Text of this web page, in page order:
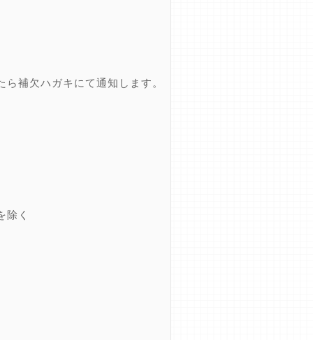
補欠ハガキにて通知します。
除く